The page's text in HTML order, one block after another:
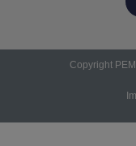
Copyright